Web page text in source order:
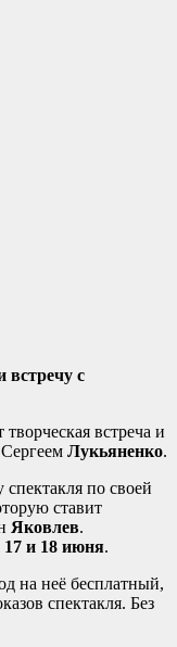
встречу с
встреча и
Лукьяненко.
спектакля по своей
ставит
Яковлев.
17 и 18 июня.
на неё бесплатный,
спектакля. Без